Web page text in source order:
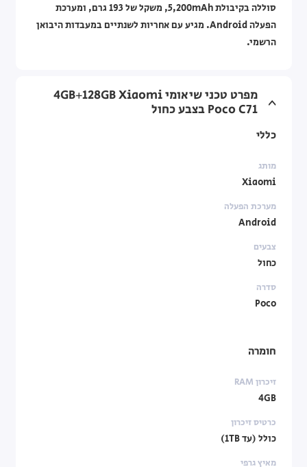
סוללה בקיבולת 5,200mAh, משקל של 193 גרם, ומערכת
הפעלה Android. מגיע עם אחריות לשנתיים במעבדות היבואן
הרשמי.
מפרט טכני שיאומי 4GB+128GB Xiaomi
Poco C71 בצבע כחול
כללי
מותג
Xiaomi
מערכת הפעלה
Android
צבעים
כחול
סדרה
Poco
חומרה
זיכרון RAM
4GB
כרטיס זיכרון
כולל (עד 1TB)
מאיץ גרפי